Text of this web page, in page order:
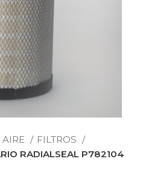
FILTROS
RADIALSEAL P782104